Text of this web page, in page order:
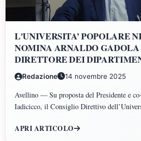
L'UNIVERSITA’ POPOLARE
NOMINA ARNALDO GADOLA
DIRETTORE DEI
GIURIDICHE, ECONOMICHE,
POLITICHE, PSICOLOGIA,
FILOSOFIA E PEDAGOGIA
Redazione 14 novembre 2025
Avellino — Su proposta del Presidente e
Iadicicco, il Consiglio Direttivo
Dipartimenti di Scienze Giuridiche ed
APRI ARTICOLO